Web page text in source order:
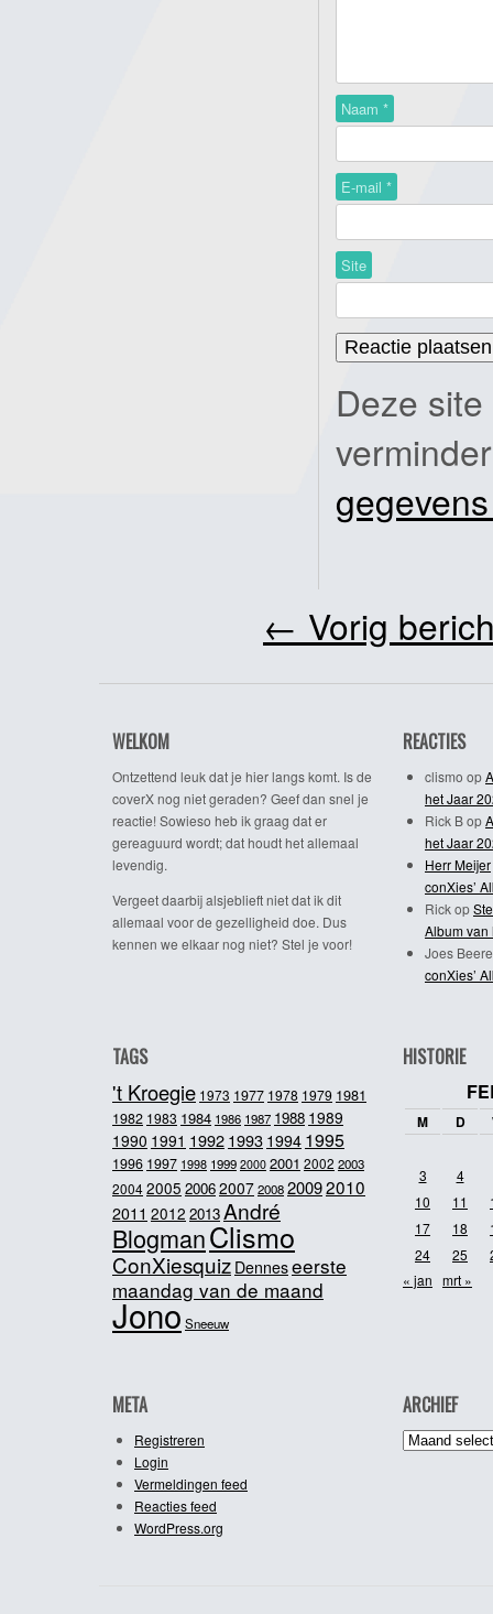
Naam *
E-mail *
Site
Deze
← Vorig
WELKOM
Ontzettend leuk dat je hier langs komt. Is de
coverX nog niet geraden? Geef dan snel je
reactie! Sowieso heb ik graag dat er
gereaguurd wordt; dat houdt het allemaal
levendig.
Vergeet daarbij alsjeblieft niet dat ik dit
allemaal voor de gezelligheid doe. Dus
kennen we elkaar nog niet? Stel je voor!
REACTIES
clismo op
het Jaar
Rick Bop
het Jaar
Herr Meijer
conXies’
Rickop
Album van
Joes
conXies’
TAGS
't Kroegie 1973 1977 1978 1979 1981
1982 1983 1984 1986 1987 1988 1989
1990 1991 19921993 1994 1995
1996 1997 1998 1999 2000 2001 2002 2003
20042005 20062007200820092010
2011 2012 2013André
BlogmanClismo
ConXiesquiz Denneseerste
maandag van de maand
JonoSneeuw
HISTORIE
M D
3
4
10
11
17
18
24
25
« jan mrt »
META
Registreren
Login
Vermeldingen feed
Reacties feed
WordPress.org
ARCHIEF
Archief